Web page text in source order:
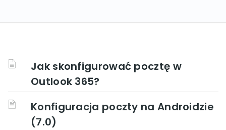
Jak skonfigurować pocztę w
Outlook 365?
Konfiguracja poczty na Androidzie
(7.0)